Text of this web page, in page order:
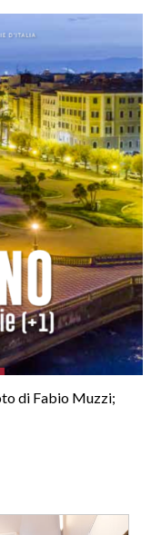
di Fabio Muzzi;